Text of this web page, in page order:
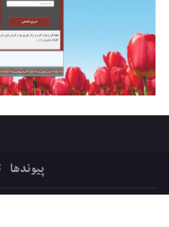
پیوندها